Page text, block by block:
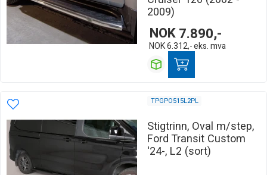
2009)
NOK7.890,-
NOK6.312,-eks. mva
TPGPO515L2PL
Stigtrinn, Oval m/step,
Ford Transit Custom
'24-, L2 (sort)